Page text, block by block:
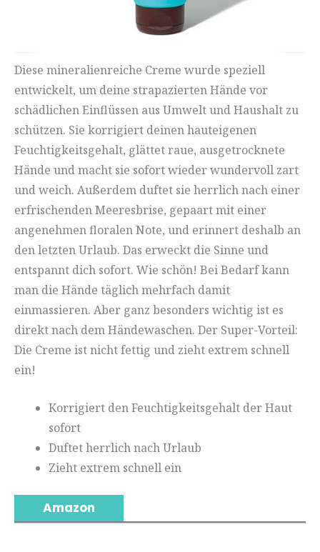
Diese mineralienreiche Creme wurde speziell
entwickelt, um deine strapazierten Hände vor
schädlichen Einflüssen aus Umwelt und Haushalt zu
schützen. Sie korrigiert deinen hauteigenen
Feuchtigkeitsgehalt, glättet raue, ausgetrocknete
Hände und macht sie sofort wieder wundervoll zart
und weich. Außerdem duftet sie herrlich nach einer
erfrischenden Meeresbrise, gepaart mit einer
angenehmen floralen Note, und erinnert deshalb an
den letzten Urlaub. Das erweckt die Sinne und
entspannt dich sofort. Wie schön! Bei Bedarf kann
man die Hände täglich mehrfach damit
einmassieren. Aber ganz besonders wichtig ist es
direkt nach dem Händewaschen. Der Super-Vorteil:
Die Creme ist nicht fettig und zieht extrem schnell
ein!
Korrigiert den Feuchtigkeitsgehalt der Haut
sofort
Duftet herrlich nach Urlaub
Zieht extrem schnell ein
Amazon